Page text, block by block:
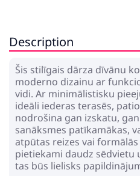
Description
Šis stilīgais dārza dīvānu
moderno dizainu ar
vidi. Ar minimālistisku
ideāli iederas terasēs,
nodrošina gan izskatu,
sanāksmes patīkamākas,
atpūtas reizes vai
pietiekami daudz
tas būs lielisks